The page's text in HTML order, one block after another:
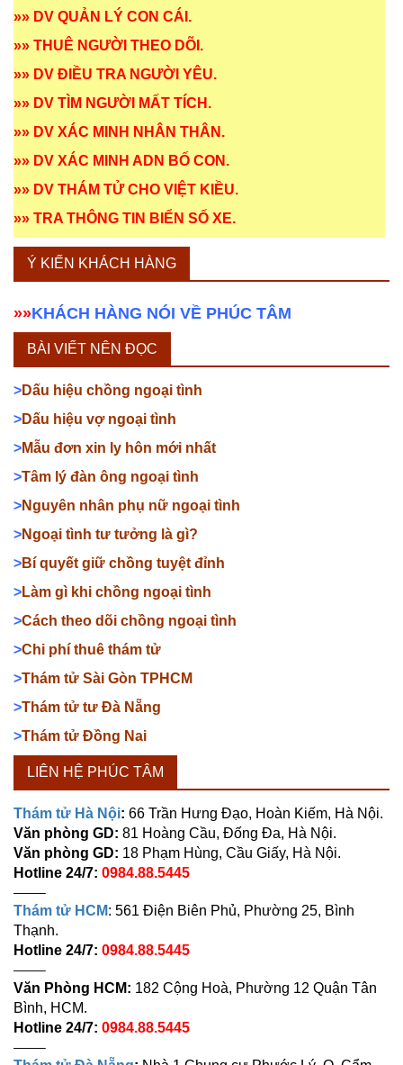
»» DV QUẢN LÝ CON CÁI .
»» THUÊ NGƯỜI THEO DÕI .
»» DV ĐIỀU TRA NGƯỜI YÊU.
»» DV TÌM NGƯỜI MẤT TÍCH .
»» DV XÁC MINH NHÂN THÂN .
»» DV XÁC MINH ADN BỐ CON .
»» DV THÁM TỬ CHO VIỆT KIỀU.
»» TRA THÔNG TIN BIỂN SỐ XE.
Ý KIẾN KHÁCH HÀNG
»»KHÁCH HÀNG NÓI VỀ PHÚC TÂM
BÀI VIẾT NÊN ĐỌC
>Dấu hiệu chồng ngoại tình
>Dấu hiệu vợ ngoại tình
>Mẫu đơn xin ly hôn mới nhất
>Tâm lý đàn ông ngoại tình
>Nguyên nhân phụ nữ ngoại tình
>Ngoại tình tư tưởng là gì?
>Bí quyết giữ chồng tuyệt đỉnh
>Làm gì khi chồng ngoại tình
>Cách theo dõi chồng ngoại tình
>Chi phí thuê thám tử
>Thám tử Sài Gòn TPHCM
>Thám tử tư Đà Nẵng
>Thám tử Đồng Nai
LIÊN HỆ PHÚC TÂM
Thám tử Hà Nội: 66 Trần Hưng Đạo, Hoàn Kiếm, Hà Nội.
Văn phòng GD: 81 Hoàng Cầu, Đống Đa, Hà Nội.
Văn phòng GD: 18 Phạm Hùng, Cầu Giấy, Hà Nội.
Hotline 24/7: 0984.88.5445
——–
Thám tử HCM: 561 Điện Biên Phủ, Phường 25, Bình
Thạnh.
Hotline 24/7: 0984.88.5445
——–
Văn Phòng HCM: 182 Cộng Hoà, Phường 12 Quận Tân
Bình, HCM.
Hotline 24/7: 0984.88.5445
——–